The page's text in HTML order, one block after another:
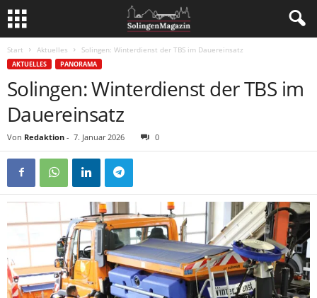
Start Aktuelles Solingen: Winterdienst der TBS im Dauereinsatz
AKTUELLES PANORAMA
Solingen: Winterdienst der TBS im
Dauereinsatz
Von Redaktion - 7. Januar 2026 0